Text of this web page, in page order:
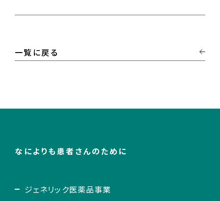
一覧に戻る
なによりも患者さんのために
ジェネリック医薬品事業